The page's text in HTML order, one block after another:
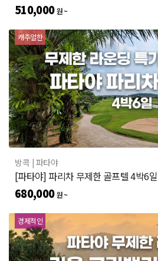
510,000 원 ~
캐주얼한
방콕 | 파타야
[파타야] 파리차 무제한 골프텔 4박6일
680,000 원 ~
경제적인